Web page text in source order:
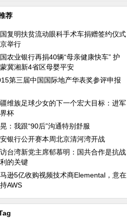
娥四号探测器成功
荐
复明扶贫流动眼科手术车捐赠签约仪式
举行
农业银行再捐40辆“母亲健康快车” 护
冀湘新4省区母婴平安
第三届中国国际地产华表奖参评申报
维族足球少女的下一个宏大目标：进军
杯
：我跟“90后”沟通特别舒服
银行公开赛本周北京清河湾开战
台湾新党主席郁慕明：国共合作是抗战
的关键
逊5亿收购视频技术商Elemental，意在
AWS